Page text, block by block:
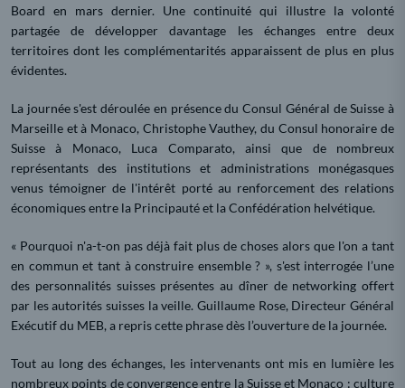
Board en mars dernier. Une continuité qui illustre la volonté
partagée de développer davantage les échanges entre deux
territoires dont les complémentarités apparaissent de plus en plus
évidentes.
La journée s'est déroulée en présence du Consul Général de Suisse à
Marseille et à Monaco, Christophe Vauthey, du Consul honoraire de
Suisse à Monaco, Luca Comparato, ainsi que de nombreux
représentants des institutions et administrations monégasques
venus témoigner de l'intérêt porté au renforcement des relations
économiques entre la Principauté et la Confédération helvétique.
« Pourquoi n'a-t-on pas déjà fait plus de choses alors que l'on a tant
en commun et tant à construire ensemble ? », s'est interrogée l’une
des personnalités suisses présentes au dîner de networking offert
par les autorités suisses la veille. Guillaume Rose, Directeur Général
Exécutif du MEB, a repris cette phrase dès l’ouverture de la journée.
Tout au long des échanges, les intervenants ont mis en lumière les
nombreux points de convergence entre la Suisse et Monaco : culture